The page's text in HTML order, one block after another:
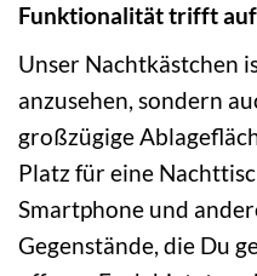
Funktionalität trifft
Unser Nachtkästchen
anzusehen, sondern
großzügige
Platz für eine
Smartphone und
Gegenstände, die Du